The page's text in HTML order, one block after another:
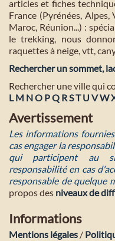
articles et fiches
France (Pyrénées, Alpes,
Maroc, Réunion...) :
le trekking, nous
raquettes à neige, vtt,
Rechercher un sommet,
Rechercher une ville qui
L M NO PQ RST U VW
Avertissement
Les informations
cas engager la
qui participent au
responsabilité en cas
responsable de quelque
propos des niveaux de
Informations
Mentions légales /